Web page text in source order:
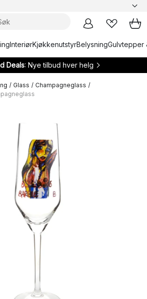
InteriørKjøkkenutstyrBelysningGulvtepper
Deals: Nye tilbud hver helg
/ Glass / Champagneglass /